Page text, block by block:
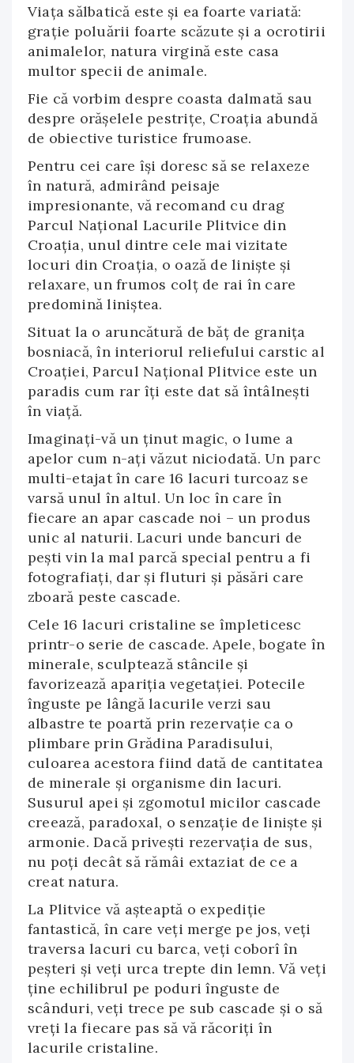
Viața sălbatică este și ea foarte variată:
grație poluării foarte scăzute și a ocrotirii
animalelor, natura virgină este casa
multor specii de animale.
Fie că vorbim despre coasta dalmată sau
despre orăşelele pestriţe, Croaţia abundă
de obiective turistice frumoase.
Pentru cei care își doresc să se relaxeze
în natură, admirând peisaje
impresionante, vă recomand cu drag
Parcul Național Lacurile Plitvice din
Croația, unul dintre cele mai vizitate
locuri din Croaţia, o oază de linişte şi
relaxare, un frumos colţ de rai în care
predomină liniştea.
Situat la o aruncătură de băţ de graniţa
bosniacă, în interiorul reliefului carstic al
Croaţiei, Parcul Naţional Plitvice este un
paradis cum rar îţi este dat să întâlneşti
în viaţă.
Imaginaţi-vă un ţinut magic, o lume a
apelor cum n-aţi văzut niciodată. Un parc
multi-etajat în care 16 lacuri turcoaz se
varsă unul în altul. Un loc în care în
fiecare an apar cascade noi – un produs
unic al naturii. Lacuri unde bancuri de
peşti vin la mal parcă special pentru a fi
fotografiaţi, dar şi fluturi şi păsări care
zboară peste cascade.
Cele 16 lacuri cristaline se împleticesc
printr-o serie de cascade. Apele, bogate în
minerale, sculptează stâncile şi
favorizează apariţia vegetaţiei. Potecile
înguste pe lângă lacurile verzi sau
albastre te poartă prin rezervaţie ca o
plimbare prin Grădina Paradisului,
culoarea acestora fiind dată de cantitatea
de minerale şi organisme din lacuri.
Susurul apei şi zgomotul micilor cascade
creează, paradoxal, o senzaţie de linişte şi
armonie. Dacă priveşti rezervaţia de sus,
nu poţi decât să rămâi extaziat de ce a
creat natura.
La Plitvice vă aşteaptă o expediţie
fantastică, în care veţi merge pe jos, veţi
traversa lacuri cu barca, veţi coborî în
peşteri şi veţi urca trepte din lemn. Vă veţi
ţine echilibrul pe poduri înguste de
scânduri, veţi trece pe sub cascade şi o să
vreţi la fiecare pas să vă răcoriţi în
lacurile cristaline.